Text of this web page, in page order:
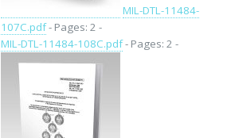
MIL-DTL-11484-
107C.pdf- Pages: 2 -
MIL-DTL-11484-108C.pdf- Pages: 2 -